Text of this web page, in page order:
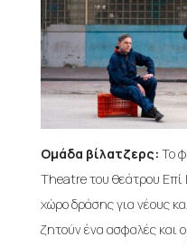
Ομάδα βίλατζερς: Το
Theatre του θεάτρου Επί
χώρο δράσης για νέους
ζητούν ένα ασφαλές και